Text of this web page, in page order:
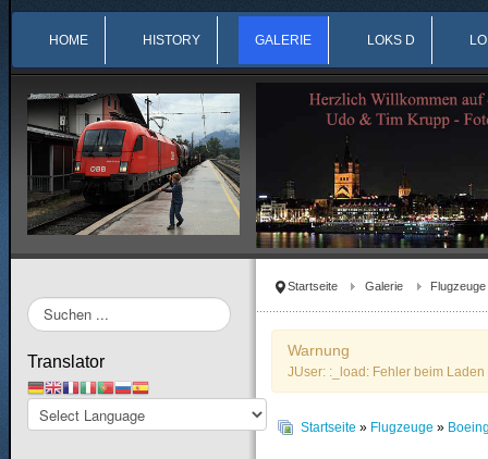
HOME HISTORY GALERIE LOKS D
Startseite Galerie Flugzeuge
Warnung
JUser: :_load: Fehler beim
Startseite » Flugzeuge »
Suchen
...
Translator